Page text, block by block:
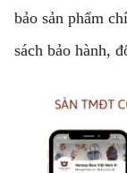
bảo sản phẩm
sách bảo hành,